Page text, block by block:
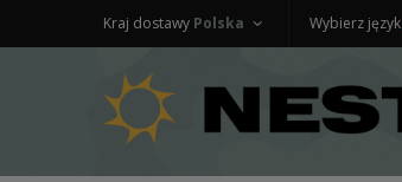
Wybierz język
Kraj dostawy Polska